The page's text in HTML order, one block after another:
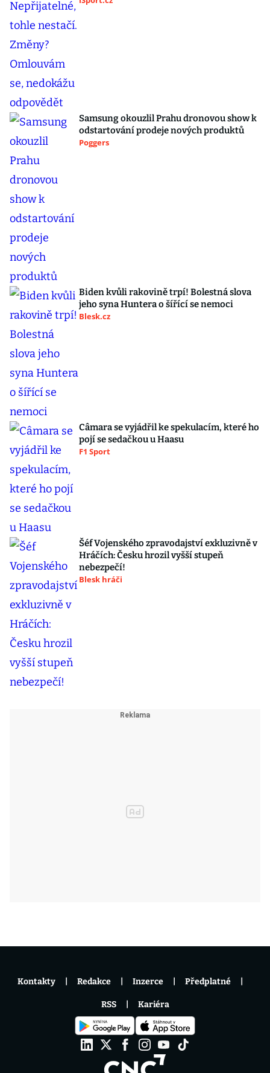
Samsung okouzlil Prahu dronovou show k
odstartování prodeje nových produktů
Poggers
Biden kvůli rakovině trpí! Bolestná slova
jeho syna Huntera o šířící se nemoci
Blesk.cz
Câmara se vyjádřil ke spekulacím, které ho
pojí se sedačkou u Haasu
F1 Sport
Šéf Vojenského zpravodajství exkluzivně v
Hráčích: Česku hrozil vyšší stupeň
nebezpečí!
Blesk hráči
Kontakty Redakce Inzerce Předplatné
RSS Kariéra